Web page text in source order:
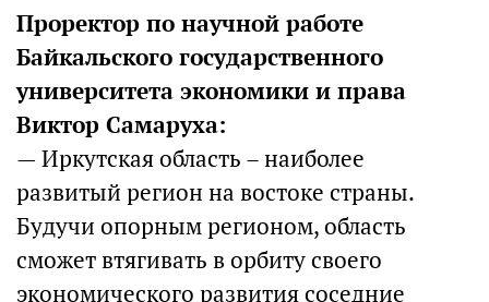
Проректор по научной работе
Байкальского государственного
университета экономики и права
Виктор Самаруха:
— Иркутская область – наиболее
развитый регион на востоке страны.
Будучи опорным регионом, область
сможет втягивать в орбиту своего
экономического развития соседние